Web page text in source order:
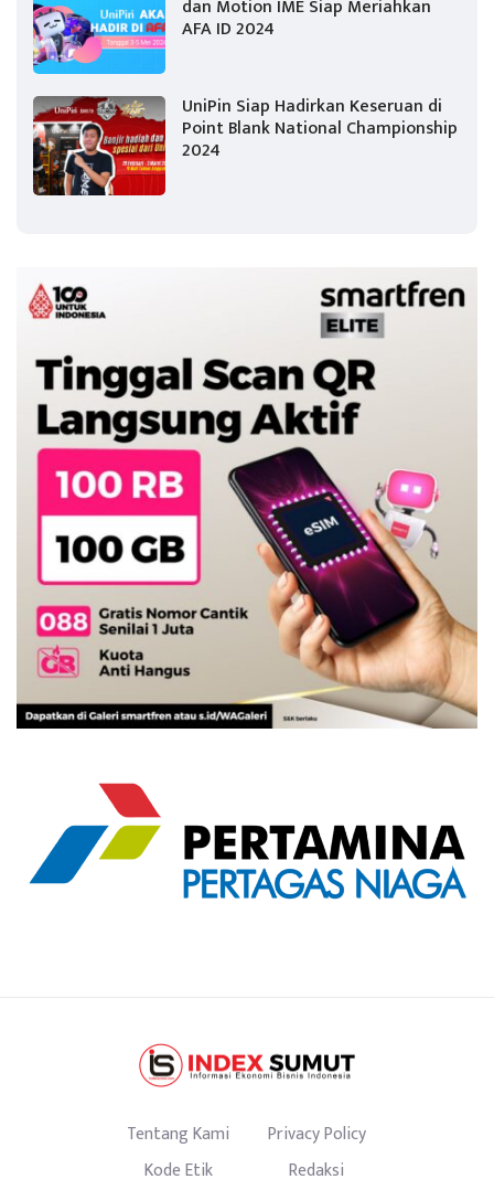
dan Motion IME Siap Meriahkan
AFA ID 2024
UniPin Siap Hadirkan Keseruan di
Point Blank National Championship
2024
Tentang Kami
Privacy Policy
Kode Etik
Redaksi